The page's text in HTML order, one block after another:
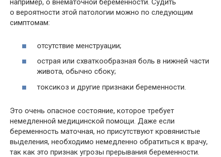
например, о внематочной беременности. Судить
о вероятности этой патологии можно по следующим
симптомам:
отсутствие менструации;
острая или схваткообразная боль в нижней части
живота, обычно сбоку;
токсикоз и другие признаки беременности.
Это очень опасное состояние, которое требует
немедленной медицинской помощи. Даже если
беременность маточная, но присутствуют кровянистые
выделения, необходимо немедленно обратиться к врачу,
так как это признак угрозы прерывания беременности.